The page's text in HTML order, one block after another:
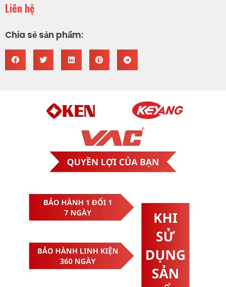
Liên hệ
Chia sẻ sản phẩm: